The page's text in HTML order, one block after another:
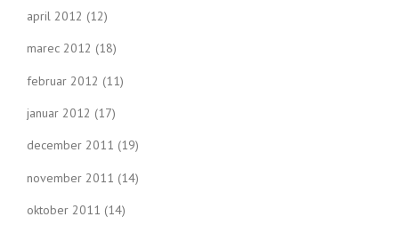
april 2012 (12)
marec 2012 (18)
februar 2012 (11)
januar 2012 (17)
december 2011 (19)
november 2011 (14)
oktober 2011 (14)